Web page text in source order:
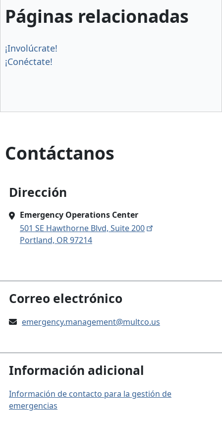
Páginas relacionadas
¡Involúcrate!
¡Conéctate!
Contáctanos
Dirección
Emergency Operations Center
501 SE Hawthorne Blvd, Suite 200
Portland, OR 97214
Correo electrónico
emergency.management@multco.us
Información adicional
Información de contacto para la gestión de
emergencias